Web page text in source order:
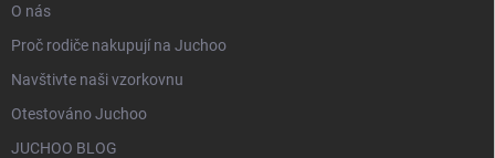
O nás
Proč rodiče nakupují na Juchoo
Navštivte naši vzorkovnu
Otestováno Juchoo
JUCHOO BLOG